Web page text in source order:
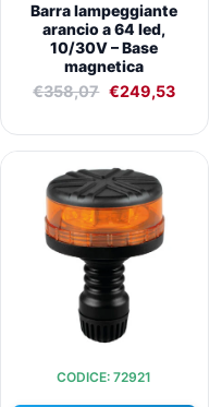
Barra lampeggiante
arancio a 64 led,
10/30V – Base
magnetica
€358,07 €249,53
CODICE: 72921
prezzo
originale
era:
€82,72.
è:
€59,54.